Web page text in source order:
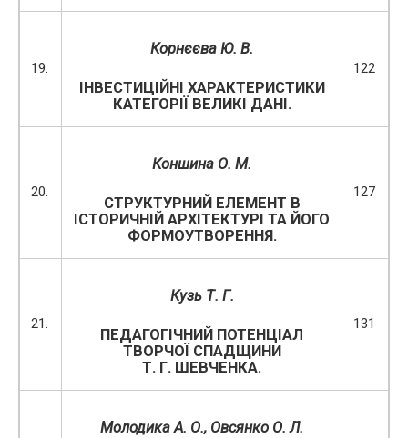
19.
Корнєєва Ю. В.
ІНВЕСТИЦІЙНІ ХАРАКТЕРИСТИКИ
КАТЕГОРІЇ ВЕЛИКІ ДАНІ.
122
20.
Коншина О. М.
СТРУКТУРНИЙ ЕЛЕМЕНТ В
ІСТОРИЧНІЙ АРХІТЕКТУРІ ТА ЙОГО
ФОРМОУТВОРЕННЯ.
127
21.
Кузь Т. Г.
ПЕДАГОГІЧНИЙ ПОТЕНЦІАЛ
ТВОРЧОЇ СПАДЩИНИ
Т. Г. ШЕВЧЕНКА.
131
Молодика А. О., Овсянко О. Л.